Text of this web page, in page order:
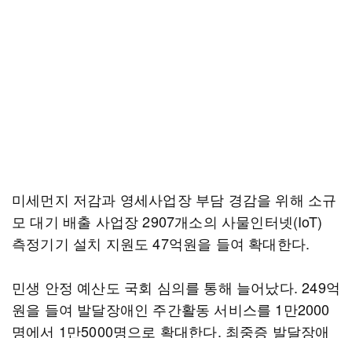
미세먼지 저감과 영세사업장 부담 경감을 위해 소규
모 대기 배출 사업장 2907개소의 사물인터넷(IoT)
측정기기 설치 지원도 47억원을 들여 확대한다.
민생 안정 예산도 국회 심의를 통해 늘어났다. 249억
원을 들여 발달장애인 주간활동 서비스를 1만2000
명에서 1만5000명으로 확대한다. 최중증 발달장애